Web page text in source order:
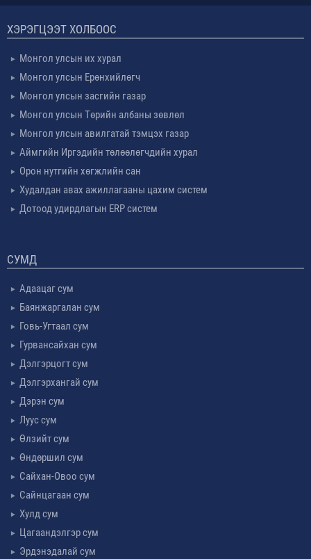
ХЭРЭГЦЭЭТ ХОЛБООС
Монгол улсын их хурал
Монгол улсын Ерөнхийлөгч
Монгол улсын засгийн газар
Монгол улсын Төрийн албаны зөвлөл
Монгол улсын авилгатай тэмцэх газар
Аймгийн Иргэдийн төлөөлөгчдийн хурал
Орон нутгийн хөгжлийн сан
Худалдан авах ажиллагааны цахим систем
Дотоод удирдлагын ERP систем
СУМД
Адаацаг сум
Баянжаргалан сум
Говь-Угтаал сум
Гурвансайхан сум
Дэлгэрцогт сум
Дэлгэрхангай сум
Дэрэн сум
Луус сум
Өлзийт сум
Өндөршил сум
Сайхан-Овоо сум
Сайнцагаан сум
Хулд сум
Цагаандэлгэр сум
Эрдэнэдалай сум